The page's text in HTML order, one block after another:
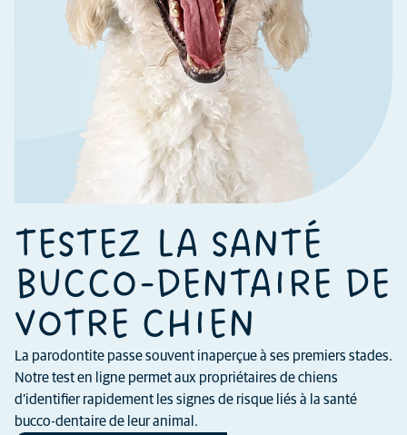
TESTEZ LA SANTÉ
BUCCO-DENTAIRE DE
VOTRE CHIEN
La parodontite passe souvent inaperçue à ses premiers stades.
Notre test en ligne permet aux propriétaires de chiens
d’identifier rapidement les signes de risque liés à la santé
bucco-dentaire de leur animal.